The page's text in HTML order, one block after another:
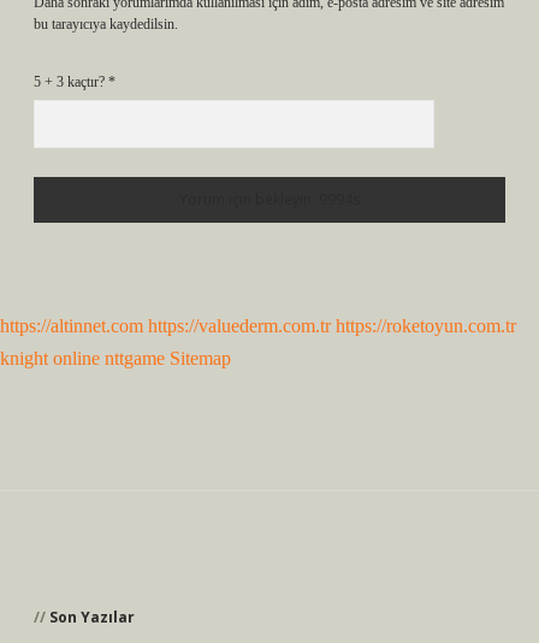
bu tarayıcıya kaydedilsin.
5 + 3 kaçtır? *
https://altinnet.com https://valuederm.com.tr https://roketoyun.com.tr
knight online nttgame Sitemap
Son Yazılar